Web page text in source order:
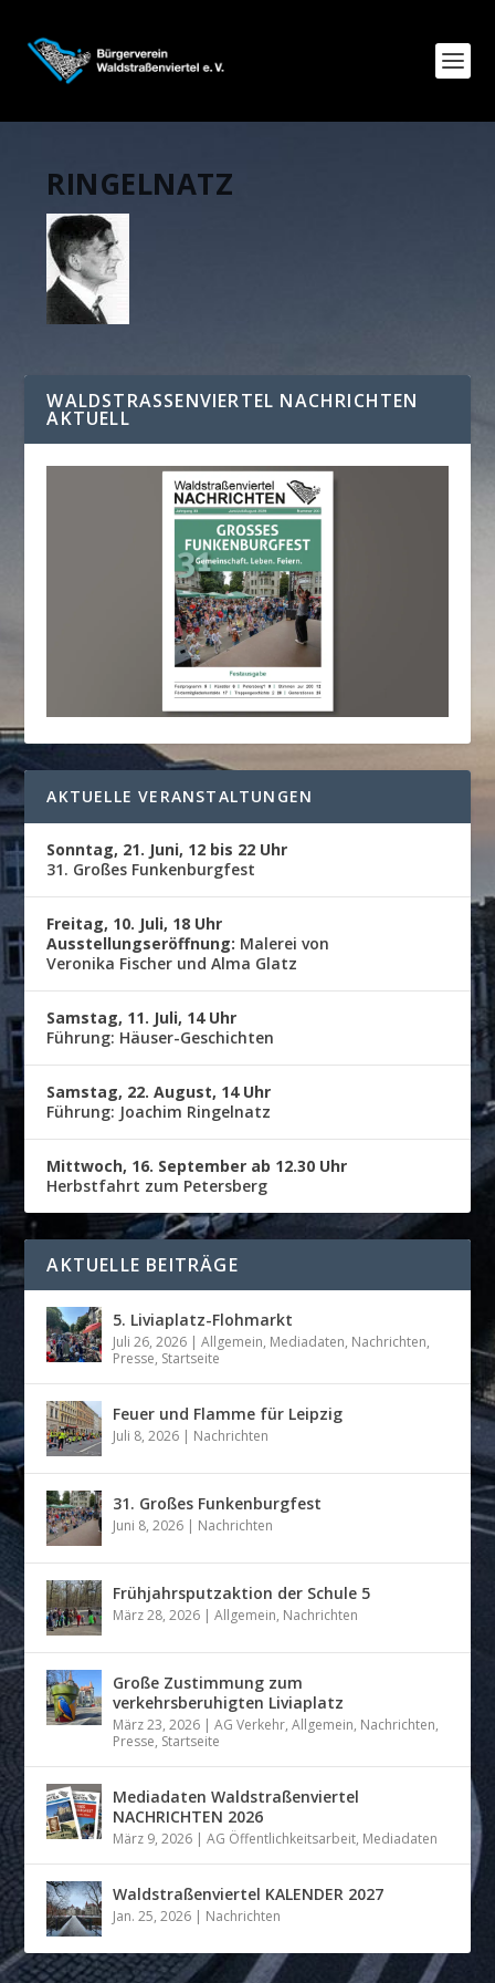
RINGELNATZ
WALDSTRASSENVIERTEL NACHRICHTEN A
KTUELL
AKTUELLE VERANSTALTUNGEN
Sonntag, 21. Juni, 12 bis 22 Uhr
31. Großes Funkenburgfest
Freitag, 10. Juli, 18 Uhr
Ausstellungseröffnung: Malerei von
Veronika Fischer und Alma Glatz
Samstag, 11. Juli, 14 Uhr
Führung: Häuser-Geschichten
Samstag, 22. August, 14 Uhr
Führung: Joachim Ringelnatz
Mittwoch, 16. September ab 12.30 Uhr
Herbstfahrt zum Petersberg
AKTUELLE BEITRÄGE
5. Liviaplatz-Flohmarkt
Juli 26, 2026 |Allgemein, Mediadaten, Nachrichten,
Presse, Startseite
Feuer und Flamme für Leipzig
Juli 8, 2026 | Nachrichten
31. Großes Funkenburgfest
Juni 8, 2026 | Nachrichten
Frühjahrsputzaktion der Schule 5
März 28, 2026 |Allgemein, Nachrichten
Große Zustimmung zum
verkehrsberuhigten Liviaplatz
März 23, 2026 |AG Verkehr,Allgemein, Nachrichten,
Presse, Startseite
Mediadaten Waldstraßenviertel
NACHRICHTEN 2026
März 9, 2026 |AG Öffentlichkeitsarbeit, Mediadaten
Waldstraßenviertel KALENDER 2027
Jan. 25, 2026 | Nachrichten